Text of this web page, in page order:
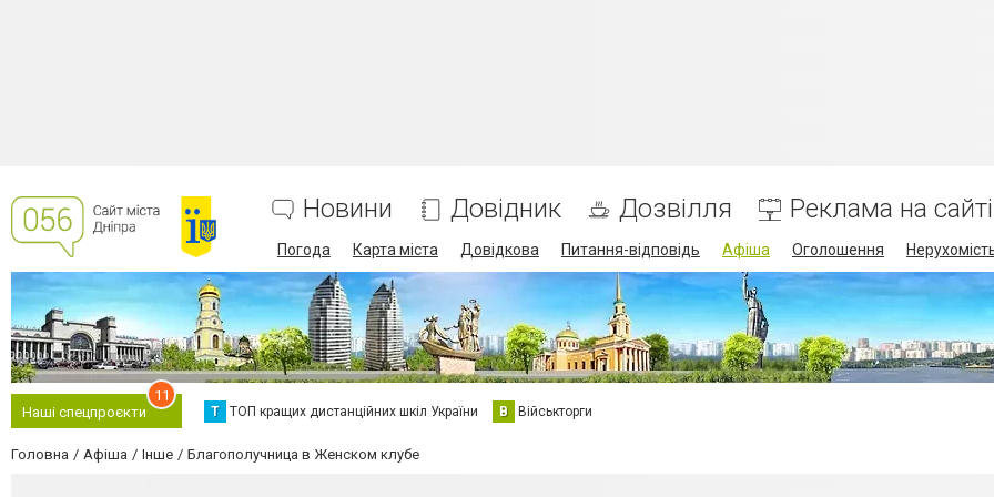
Новини Довідник Дозвілля Реклама на сайті
Погода Карта міста Довідкова Питання-відповідь Афіша Оголошення
Наші спецпроєкти
11
Т ТОП кращих дистанційних шкіл України В Військторги
Головна Афіша Інше Благополучница в Женском клубе